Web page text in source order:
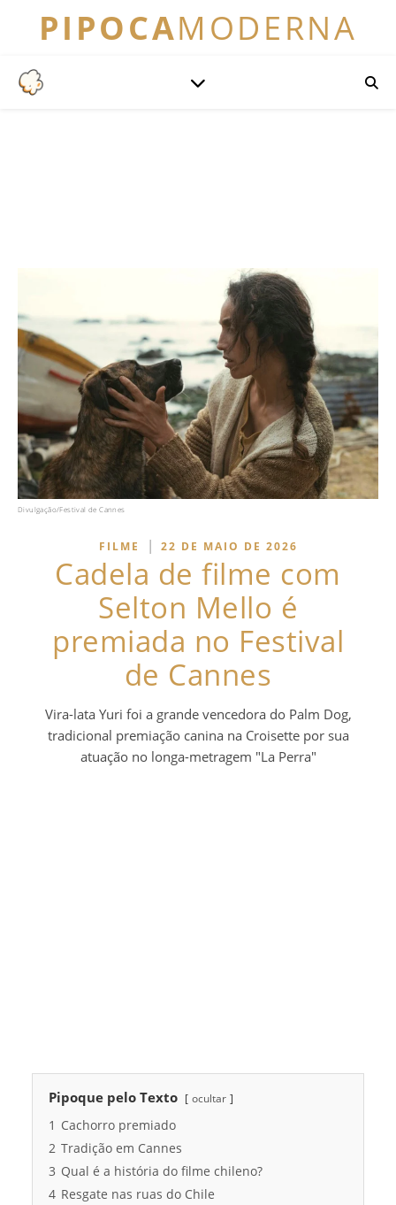
PIPOCAMODERNA
Divulgação/Festival de Cannes
FILME | 22 DE MAIO DE 2026
Cadela de filme com
Selton Mello é
premiada no Festival
de Cannes
Vira-lata Yuri foi a grande vencedora do Palm Dog,
tradicional premiação canina na Croisette por sua
atuação no longa-metragem "La Perra"
Pipoque pelo Texto ocultar
1 Cachorro premiado
2 Tradição em Cannes
3 Qual é a história do filme chileno?
4 Resgate nas ruas do Chile